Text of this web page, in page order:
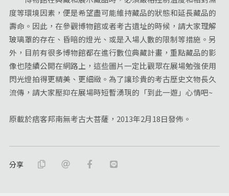
度等環境因素，便是希望盡可能維持藏品的狀態和延長藏品的
壽命。因此，在參觀博物館或者考古遺址的時候，請大家理解
玻璃罩的存在、昏暗的燈光、或是入場人數的限制等措施。另
外，目前有很多博物館都在進行數位典藏計畫，重點藏品的影
像也陸續公開在網路上，這些圖片一定比觀眾在展場勉強使用
閃光燈拍得更精美、更細緻。為了讓珍貴的考古歷史文物長久
流傳，請大家壓抑在展場時短暫湧現的「到此一遊」心情吧~
原載於痞客邦南無考古大菩薩，2013年2月18日發佈。
分享